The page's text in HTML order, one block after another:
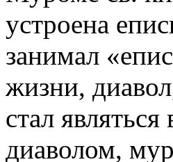
устроена
занимал
жизни,
стал
диаволом,